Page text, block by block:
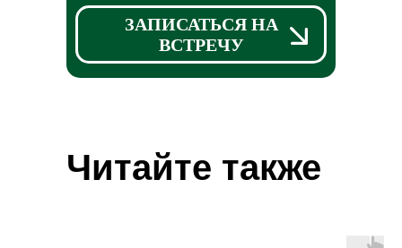
ЗАПИСАТЬСЯ НА
ВСТРЕЧУ
Читайте также